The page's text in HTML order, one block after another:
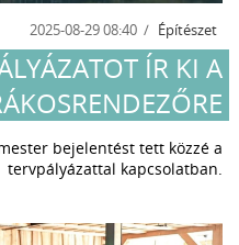
2025-08-29 08:40 Építészet
ÍR KI A
bejelentést tett közzé a
tervpályázattal kapcsolatban.